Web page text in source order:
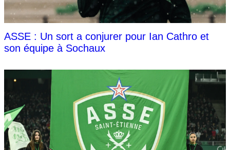
ASSE : Un sort a conjurer pour Ian Cathro et
son équipe à Sochaux